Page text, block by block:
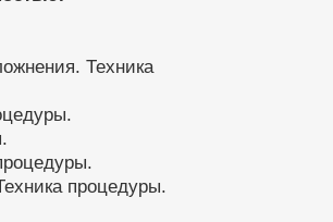
Техника
процедуры.